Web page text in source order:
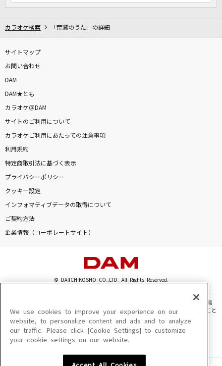
カラオケ検索 「荒鷲のうた」の詳細
サイトマップ
お問い合わせ
DAM
DAM★とも
カラオケ＠DAM
サイトのご利用について
カラオケご利用にあたっての注意事項
利用規約
特定商取引法に基づく表示
プライバシーポリシー
クッキー設定
インフォマティブデータの取得について
ご契約方法
企業情報（コーポレートサイト）
© DAIICHIKOSHO CO.,LTD. All Rights Reserved.
このサイトに掲載されている一切の文章・画像・写真・動画・音声等を、手段や形態
を問わず、著作権法の定める範囲を超えて無断で複製、転載、ファイル化などすること
を禁じます。
楽曲及びコンテンツは、機種によりご利用いただけない場合があります。
楽曲及びコンテンツの配信日、配信内容が変更になる場合があります。
We use cookies to improve your experience on our
website, to personalize content and ads and to analyze
our traffic. Please click [Cookie Settings] to customize
your cookie settings on our website.